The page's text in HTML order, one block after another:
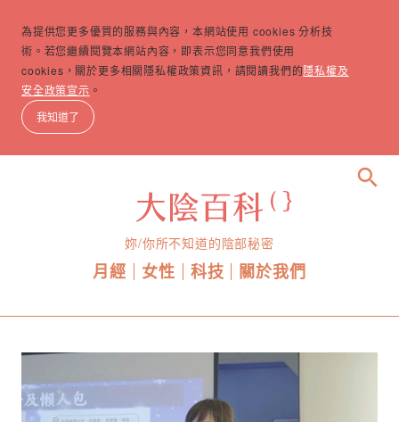
為提供您更多優質的服務與內容，本網站使用 cookies 分析技
術。若您繼續閱覽本網站內容，即表示您同意我們使用
cookies，關於更多相關隱私權政策資訊，請閱讀我們的隱私權及
安全政策宣示 。
我知道了
妳/你所不知道的陰部秘密
月經 女性 科技 關於我們
search